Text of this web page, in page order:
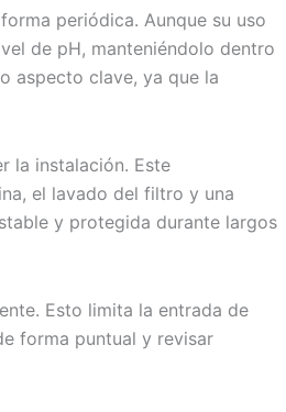
periódica. Aunque su uso
de pH, manteniéndolo dentro
aspecto clave, ya que la
la instalación. Este
el lavado del filtro y una
y protegida durante largos
Esto limita la entrada de
forma puntual y revisar